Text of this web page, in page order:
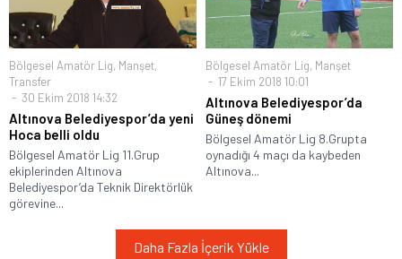
Bölgesel Amatör Lig, Manşet,
Transfer
30 Ekim 2018 14:32
Altınova Belediyespor’da yeni
Hoca belli oldu
Bölgesel Amatör Lig 11.Grup
ekiplerinden Altınova
Belediyespor’da Teknik Direktörlük
görevine...
Bölgesel Amatör Lig, Manşet
17 Ekim 2018 10:01
Altınova Belediyespor’da
Güneş dönemi
Bölgesel Amatör Lig 8.Grupta
oynadığı 4 maçı da kaybeden
Altınova...
Daha Fazla İçerik Yükle